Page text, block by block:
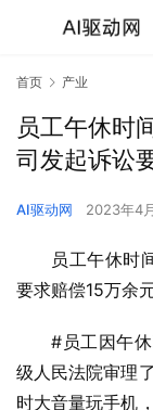
首页 产业
员工午休时
司发起诉讼
AI驱动网 2023年4
员工午休时
要求赔偿15万余
#员工因午
级人民法院审理
时大音量玩手机